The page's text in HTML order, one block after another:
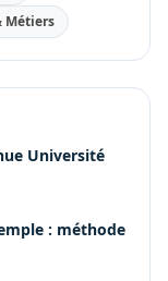
Métiers
Université
: méthode